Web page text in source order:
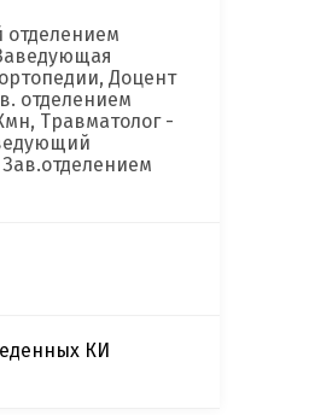
Доцент
отделением
Травматолог -
КИ